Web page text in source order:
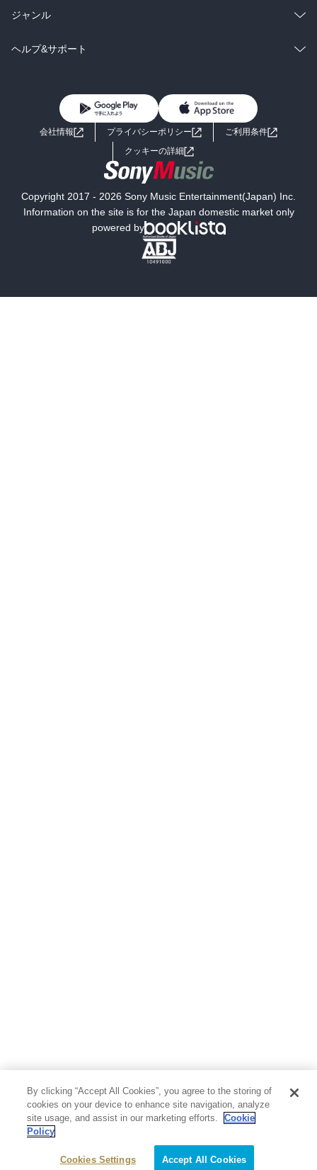
BL・TL
雑誌・グラビア
BL・TL
ラノベ
雑誌・グラビア
総合
ラノベ
ジャンル
コミック
ライトノベル 男子向けラノベ
小説
海外小説
ミステリー SF
文学
ヘルプ&サポート
よくあるご質問 お問い合わせ
会社情報 プライバシーポリシー
ご利用条件
クッキーの詳細
Copyright 2017 - 2026 Sony Music Entertainment(Japan) Inc.
Information on the site is for the Japan domestic market only
powered by
By clicking “Accept All Cookies”, you agree to the storing of
cookies on your device to enhance site navigation, analyze
site usage, and assist in our marketing efforts.
Cookie
Policy
Cookies Settings Accept All Cookies